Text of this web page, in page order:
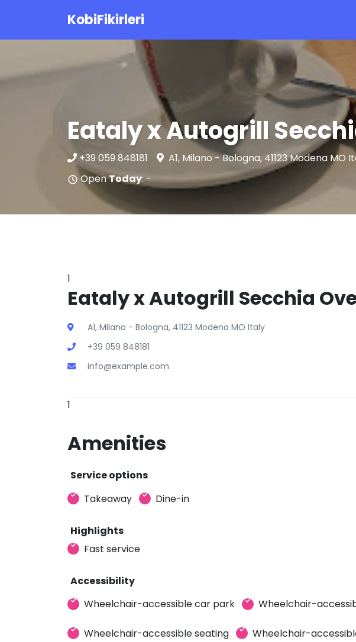
KobiFikirleri
Eataly x Autogrill
+39 059 848181
A1, Milano - Bologna, 41123 Modena MO
OpenToday: -
1
Eataly x Autogrill Secchia
A1, Milano - Bologna, 41123 Modena MO Italy
+39 059 848181
info@example.com
1
Amenities
Service options
Takeaway
Dine-in
Highlights
Fast service
Accessibility
Wheelchair-accessible car park
Wheelchair-
Wheelchair-accessible seating Wheelchair-